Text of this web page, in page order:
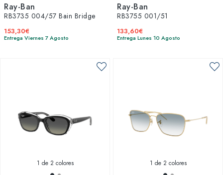
Ray-Ban
RB3735 004/57 Bain Bridge
153,30€
Entrega Viernes 7 Agosto
Ray-Ban
RB3755 001/51
133,60€
Entrega Lunes 10 Agosto
1 de 2 colores 1 de 2 colores